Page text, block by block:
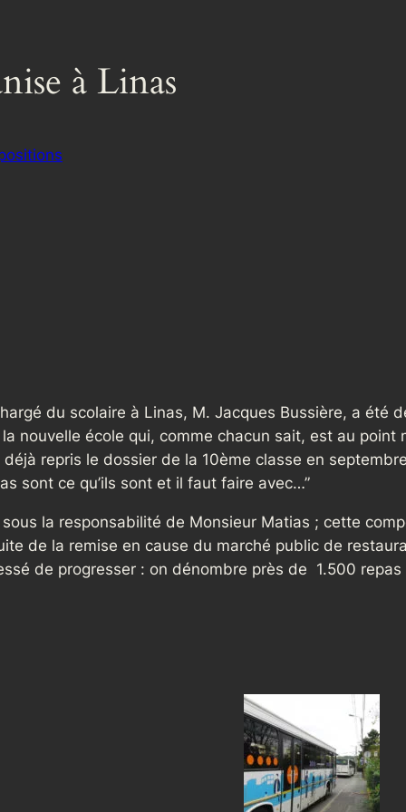
à Linas
du scolaire à Linas, M. Jacques Bussière, a été
nouvelle école qui, comme chacun sait, est au point
repris le dossier de la 10ème classe en
sont ce qu’ils sont et il faut faire avec…”
la responsabilité de Monsieur Matias ; cette
de la remise en cause du marché public de
de progresser : on dénombre près de 1.500